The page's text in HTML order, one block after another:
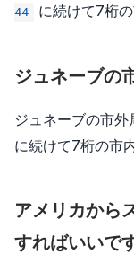
44
に続けて7桁
ジュネーブの
ジュネーブの市外
に続けて7桁の市
アメリカから
すればいいで